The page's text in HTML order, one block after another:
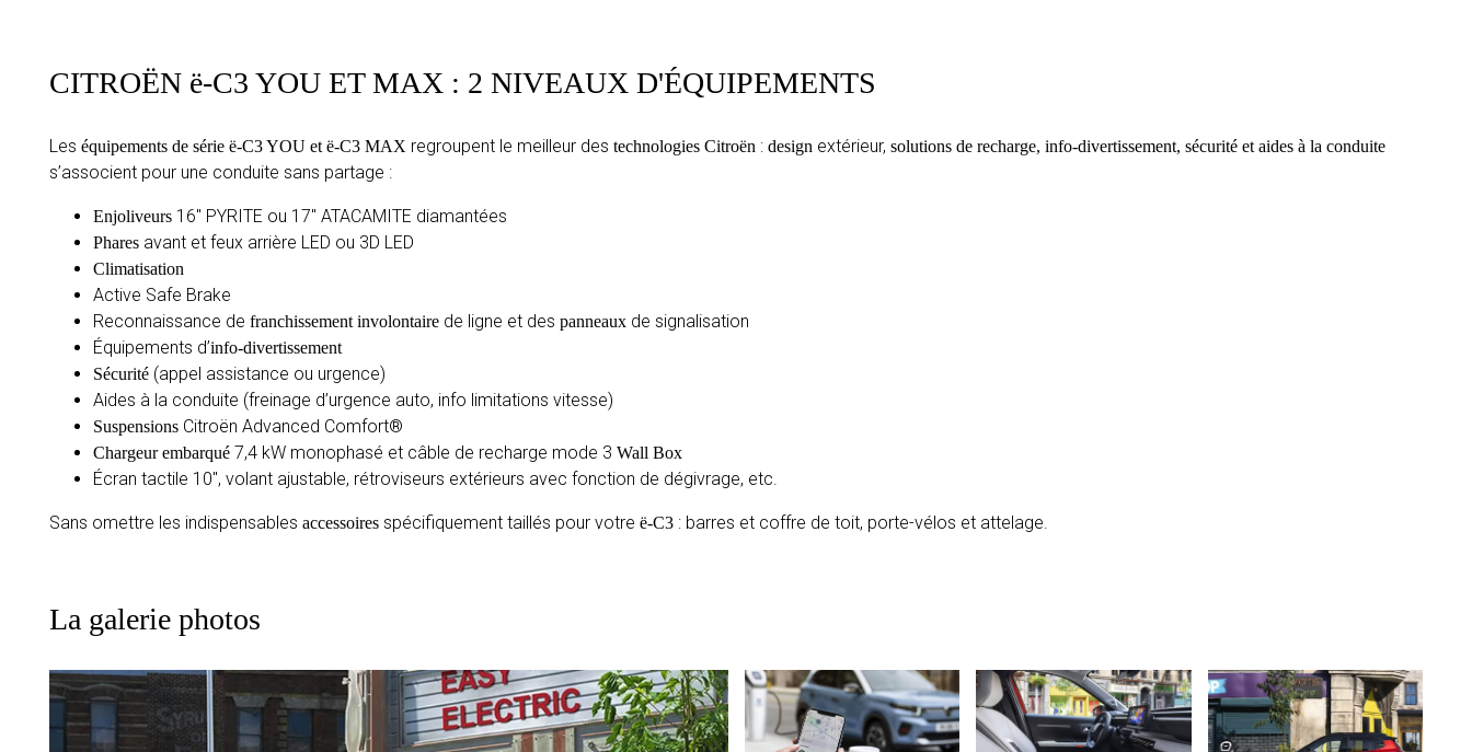
CITROËN ë-C3 YOU ET MAX : 2 NIVEAUX D'ÉQUIPEMENTS
Les équipements de série ë-C3 YOU et ë-C3 MAX regroupent le meilleur des technologies Citroën : design extérieur, solutions de recharge, info-divertissement, sécurité et aides à la conduite
s’associent pour une conduite sans partage :
Enjoliveurs 16″ PYRITE ou 17″ ATACAMITE diamantées
Phares avant et feux arrière LED ou 3D LED
Climatisation
Active Safe Brake
Reconnaissance de franchissement involontaire de ligne et des panneaux de signalisation
Équipements d’info-divertissement
Sécurité (appel assistance ou urgence)
Aides à la conduite (freinage d’urgence auto, info limitations vitesse)
Suspensions Citroën Advanced Comfort®
Chargeur embarqué 7,4 kW monophasé et câble de recharge mode 3 Wall Box
Écran tactile 10″, volant ajustable, rétroviseurs extérieurs avec fonction de dégivrage, etc.
Sans omettre les indispensables accessoires spécifiquement taillés pour votre ë-C3 : barres et coffre de toit, porte-vélos et attelage.
La galerie photos